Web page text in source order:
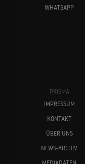
WHATSAPP
PRISMA
IMPRESSUM
KONTAKT
ÜBER UNS
NEWS-ARCHIV